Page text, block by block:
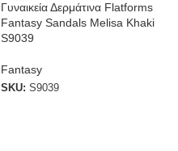
Γυναικεία Δερμάτινα Flatforms
Fantasy Sandals Melisa Khaki
S9039
Fantasy
SKU: S9039